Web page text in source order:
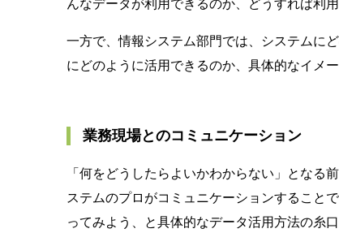
んなデータが利用できるのか、どうすれば利
一方で、情報システム部門では、システムに
にどのように活用できるのか、具体的なイメ
業務現場とのコミュニケーション
「何をどうしたらよいかわからない」となる
ステムのプロがコミュニケーションすること
ってみよう、と具体的なデータ活用方法の糸